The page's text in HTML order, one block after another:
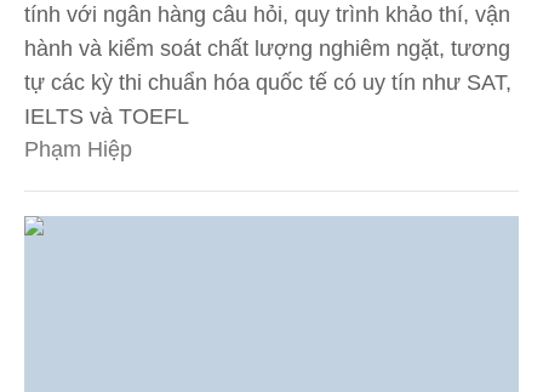
tính với ngân hàng câu hỏi, quy trình khảo thí, vận
hành và kiểm soát chất lượng nghiêm ngặt, tương
tự các kỳ thi chuẩn hóa quốc tế có uy tín như SAT,
IELTS và TOEFL
Phạm Hiệp